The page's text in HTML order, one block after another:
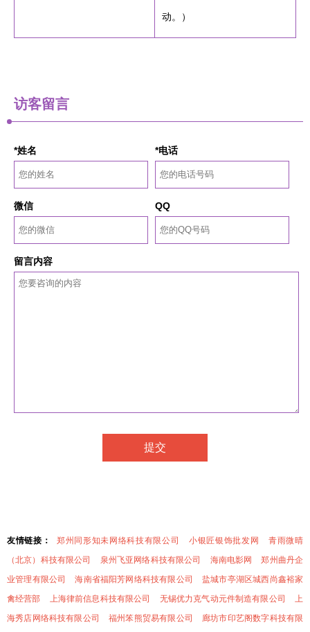
动。）
访客留言
*姓名 *电话
微信 QQ
留言内容
友情链接： 郑州同形知未网络科技有限公司 小银匠银饰批发网
青雨微晴
（北京）科技有限公司
泉州飞亚网络科技有限公司 海南电影网
郑州曲丹企
业管理有限公司
海南省福阳芳网络科技有限公司
盐城市亭湖区城西尚鑫裕家
禽经营部
上海律前信息科技有限公司 无锡优力克气动元件制造有限公司
上
海秀店网络科技有限公司
福州笨熊贸易有限公司
廊坊市印艺阁数字科技有限